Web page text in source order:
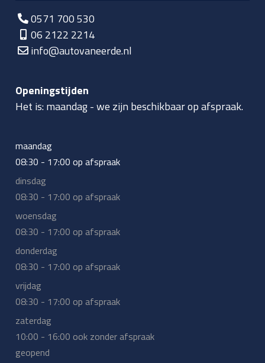
0571 700 530
06 2122 2214
info@autovaneerde.nl
Openingstijden
Het is:maandag-we zijn beschikbaar op afspraak.
maandag
08:30 - 17:00 op afspraak
dinsdag
08:30 - 17:00 op afspraak
woensdag
08:30 - 17:00 op afspraak
donderdag
08:30 - 17:00 op afspraak
vrijdag
08:30 - 17:00 op afspraak
zaterdag
10:00 - 16:00 ook zonder afspraak
geopend